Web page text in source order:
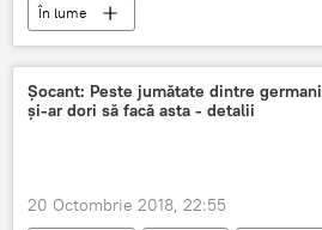
În lume
Șocant: Peste jumătate dintre germani
și-ar dori să facă asta - detalii
20 Octombrie 2018, 22:55